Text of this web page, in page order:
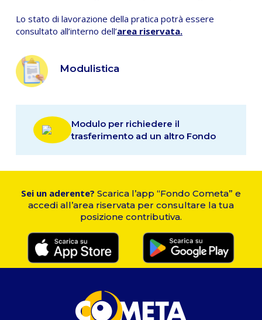
Lo stato di lavorazione della pratica potrà essere
consultato all’interno dell’area riservata.
Modulistica
Modulo per richiedere il
trasferimento ad un altro Fondo
Sei un aderente? Scarica l’app “Fondo Cometa” e
accedi all’area riservata per consultare la tua
posizione contributiva.